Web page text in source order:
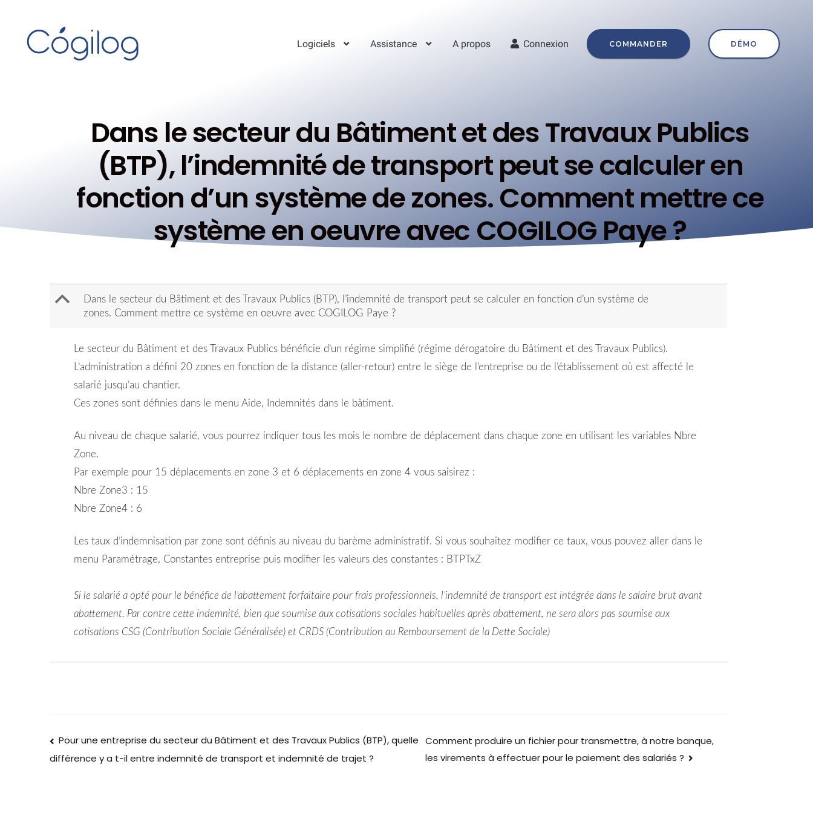
Logiciels Assistance A propos Connexion COMMANDER DÉMO
Dans le secteur du Bâtiment et des Travaux Publics
(BTP), l’indemnité de transport peut se calculer en
fonction d’un système de zones. Comment mettre ce
système en oeuvre avec COGILOG Paye ?
B
Dans le secteur du Bâtiment et des Travaux Publics (BTP), l’indemnité de transport peut se calculer en fonction d’un système de
zones. Comment mettre ce système en oeuvre avec COGILOG Paye ?
Le secteur du Bâtiment et des Travaux Publics bénéficie d’un régime simplifié (régime dérogatoire du Bâtiment et des Travaux Publics).
L’administration a défini 20 zones en fonction de la distance (aller-retour) entre le siège de l’entreprise ou de l’établissement où est affecté le
salarié jusqu’au chantier.
Ces zones sont définies dans le menu Aide, Indemnités dans le bâtiment.
Au niveau de chaque salarié, vous pourrez indiquer tous les mois le nombre de déplacement dans chaque zone en utilisant les variables Nbre
Zone.
Par exemple pour 15 déplacements en zone 3 et 6 déplacements en zone 4 vous saisirez :
Nbre Zone3 : 15
Nbre Zone4 : 6
Les taux d’indemnisation par zone sont définis au niveau du barème administratif. Si vous souhaitez modifier ce taux, vous pouvez aller dans le
menu Paramétrage, Constantes entreprise puis modifier les valeurs des constantes : BTPTxZ
Si le salarié a opté pour le bénéfice de l’abattement forfaitaire pour frais professionnels, l’indemnité de transport est intégrée dans le salaire brut avant
abattement. Par contre cette indemnité, bien que soumise aux cotisations sociales habituelles après abattement, ne sera alors pas soumise aux
cotisations CSG (Contribution Sociale Généralisée) et CRDS (Contribution au Remboursement de la Dette Sociale)
Pour une entreprise du secteur du Bâtiment et des Travaux Publics (BTP), quelle
différence y a t-il entre indemnité de transport et indemnité de trajet ?
Comment produire un fichier pour transmettre, à notre banque,
les virements à effectuer pour le paiement des salariés ?